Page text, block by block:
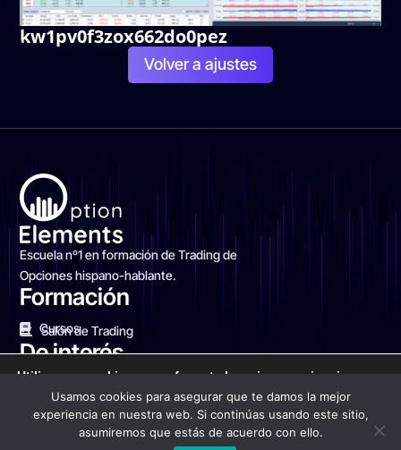
kw1pv0f3zox662do0pez
Volver a ajustes
Escuela nº1 en formación de Trading de
Opciones hispano-hablante.
Formación
Cursos
Salón de Trading
De interés
Contacto
Utilizamos cookies para ofrecerte la mejor experiencia en
nuestra web.
Puedes aprender más sobre qué cookies utilizamos o
desactivarlas en los
Usamos cookies para asegurar que te damos la mejor
experiencia en nuestra web. Si continúas usando este sitio,
asumiremos que estás de acuerdo con ello.